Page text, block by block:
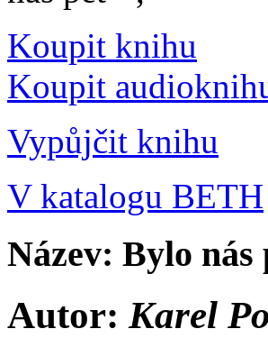
Koupit knihu
Koupit
Vypůjčit knihu
V katalogu BETH
Název: Bylo nás
Autor: Karel